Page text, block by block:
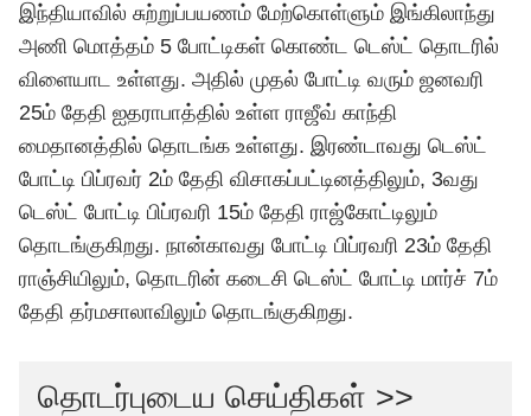
இந்தியாவில் சுற்றுப்பயணம் மேற்கொள்ளும் இங்கிலாந்து
அணி மொத்தம் 5 போட்டிகள் கொண்ட டெஸ்ட் தொடரில்
விளையாட உள்ளது. அதில் முதல் போட்டி வரும் ஜனவரி
25ம் தேதி ஐதராபாத்தில் உள்ள ராஜீவ் காந்தி
மைதானத்தில் தொடங்க உள்ளது. இரண்டாவது டெஸ்ட்
போட்டி பிப்ரவர் 2ம் தேதி விசாகப்பட்டினத்திலும், 3வது
டெஸ்ட் போட்டி பிப்ரவரி 15ம் தேதி ராஜ்கோட்டிலும்
தொடங்குகிறது. நான்காவது போட்டி பிப்ரவரி 23ம் தேதி
ராஞ்சியிலும், தொடரின் கடைசி டெஸ்ட் போட்டி மார்ச் 7ம்
தேதி தர்மசாலாவிலும் தொடங்குகிறது.
தொடர்புடைய செய்திகள் >>